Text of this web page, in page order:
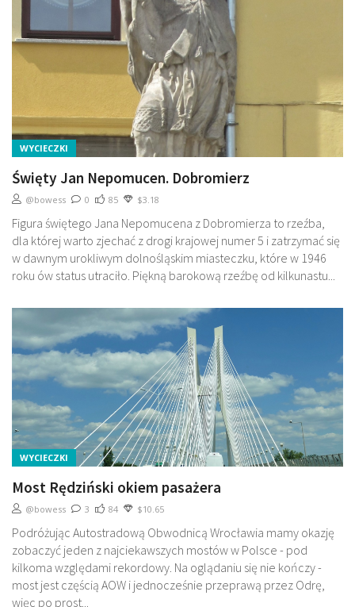
WYCIECZKI
Święty Jan Nepomucen. Dobromierz
@bowess 0 85 $3.18
Figura świętego Jana Nepomucena z Dobromierza to rzeźba,
dla której warto zjechać z drogi krajowej numer 5 i zatrzymać się
w dawnym urokliwym dolnośląskim miasteczku, które w 1946
roku ów status utraciło. Piękną barokową rzeźbę od kilkunastu...
WYCIECZKI
Most Rędziński okiem pasażera
@bowess 3 84 $10.65
Podróżując Autostradową Obwodnicą Wrocławia mamy okazję
zobaczyć jeden z najciekawszych mostów w Polsce - pod
kilkoma względami rekordowy. Na oglądaniu się nie kończy -
most jest częścią AOW i jednocześnie przeprawą przez Odrę,
więc po prost...